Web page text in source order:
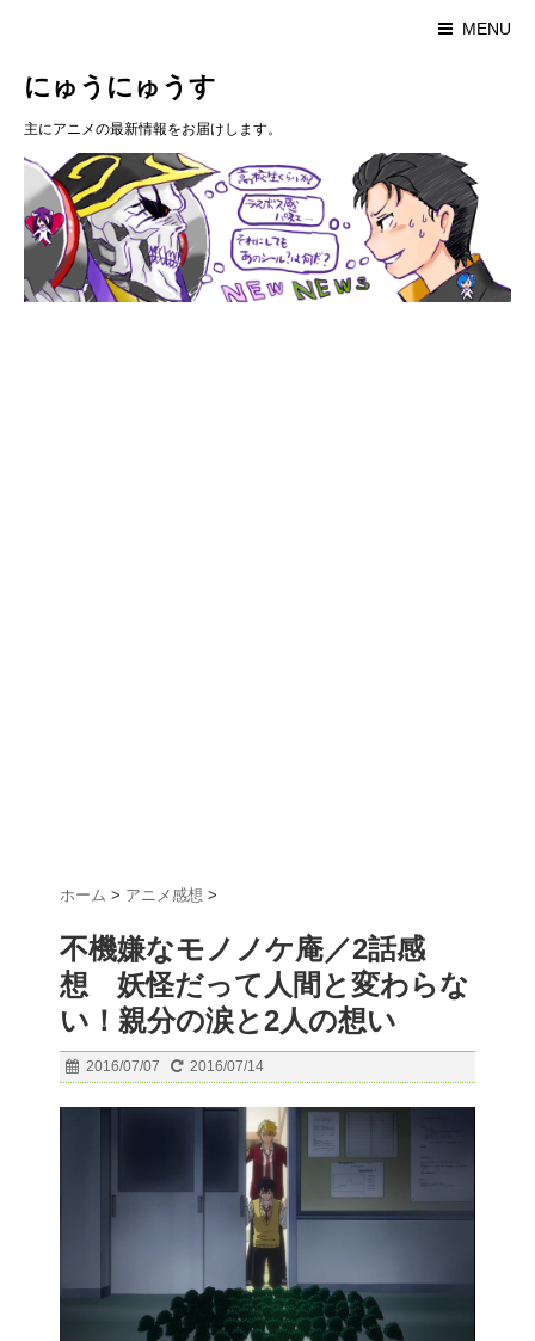
MENU
にゅうにゅうす
主にアニメの最新情報をお届けします。
ホーム > アニメ感想 >
不機嫌なモノノケ庵／2話感
想 妖怪だって人間と変わらな
い！親分の涙と2人の想い
2016/07/07 2016/07/14